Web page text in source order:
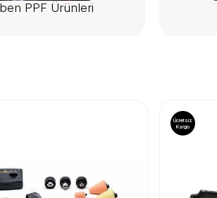
PPF Ürünleri
Ücretsiz
Kargo